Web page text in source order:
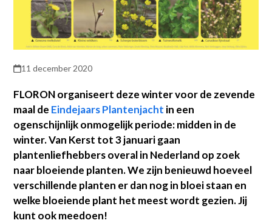
11 december 2020
FLORON organiseert deze winter voor de zevende
maal de Eindejaars Plantenjacht in een
ogenschijnlijk onmogelijk periode: midden in de
winter. Van Kerst tot 3 januari gaan
plantenliefhebbers overal in Nederland op zoek
naar bloeiende planten. We zijn benieuwd hoeveel
verschillende planten er dan nog in bloei staan en
welke bloeiende plant het meest wordt gezien. Jij
kunt ook meedoen!